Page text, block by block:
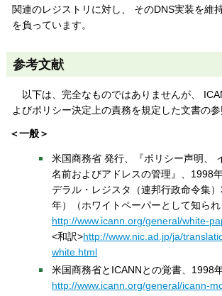
関連のレジストリに対し、 そのDNS実装を維
を負っています。
参考文献
以下は、完全なものではありませんが、
よびポリシー決定上の責務を規定した文書の参
＜一般＞
米国商務省 発行、『ポリシー声明、
名前およびアドレスの管理』、1998
デラル・レジスタ（連邦行政命令集
年）（ホワイトペーパーとして知られ
http://www.icann.org/general/white-
<和訳>http://www.nic.ad.jp/ja/
white.html
米国商務省とICANNとの覚書、1998
http://www.icann.org/general/icann-